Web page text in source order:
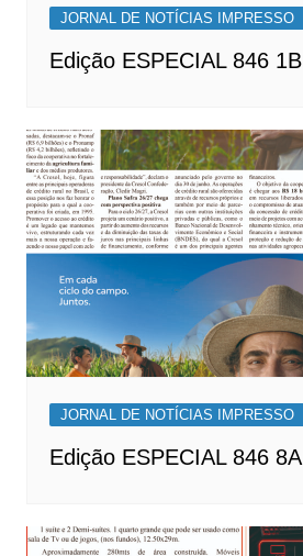
JORNAL DE NOTÍCIAS IMPRESSO
Edição ESPECIAL 846 1B
JORNAL DE NOTÍCIAS IMPRESSO
Edição ESPECIAL 846 8A